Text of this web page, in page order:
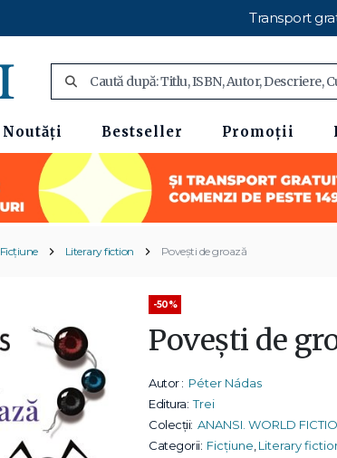
Transport
Noutăți Bestseller Promoții
Ficțiune Literary fiction Poveşti de groază
-50%
Poveşti de
Autor : Péter Nádas
Editura: Trei
Colecții: ANANSI. WORLD
Categorii: Ficțiune Literary